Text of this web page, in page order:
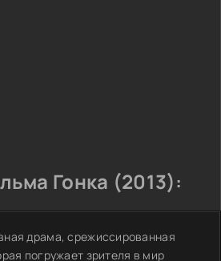
Гонка (2013):
драма, срежиссированная
погружает зрителя в мир